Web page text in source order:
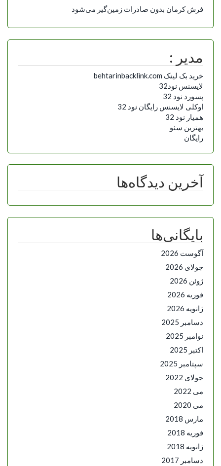
فرش کرمان بدون صادرات زمین‌گیر می‌شود
مدیر :
خرید بک لینک behtarinbacklink.com
لایسنس نود32
پسورد نود 32
اوکلی لایسنس رایگان نود 32
همیار نود 32
بهترین سئو
رایگان
آخرین دیدگاه‌ها
بایگانی‌ها
آگوست 2026
جولای 2026
ژوئن 2026
فوریه 2026
ژانویه 2026
دسامبر 2025
نوامبر 2025
اکتبر 2025
سپتامبر 2025
جولای 2022
می 2022
می 2020
مارس 2018
فوریه 2018
ژانویه 2018
دسامبر 2017